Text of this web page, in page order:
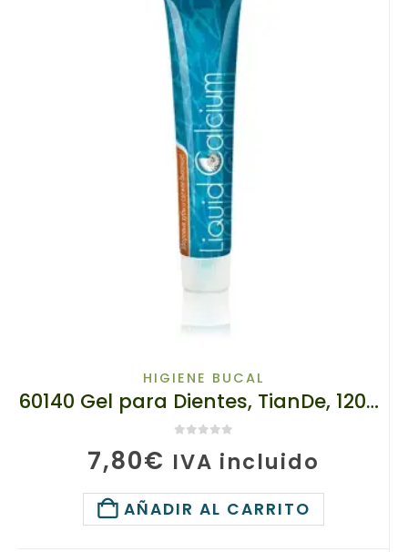
HIGIENE BUCAL
60140 Gel para Dientes, TianDe, 120g, Calcio Fluido!
7,80€ IVA incluido
AÑADIR AL CARRITO